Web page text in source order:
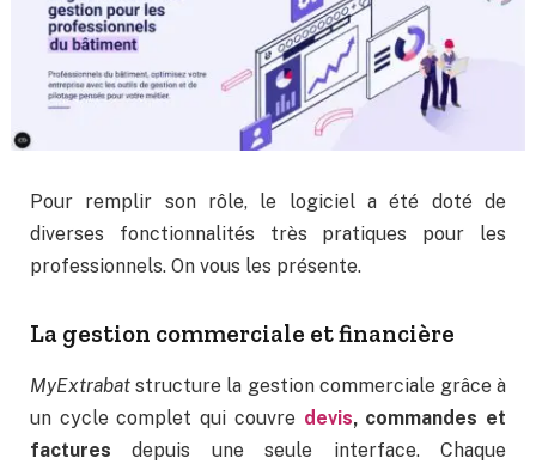
Pour remplir son rôle, le logiciel a été doté de
diverses fonctionnalités très pratiques pour les
professionnels. On vous les présente.
La gestion commerciale et financière
MyExtrabat structure la gestion commerciale grâce à
un cycle complet qui couvre devis, commandes et
factures depuis une seule interface. Chaque